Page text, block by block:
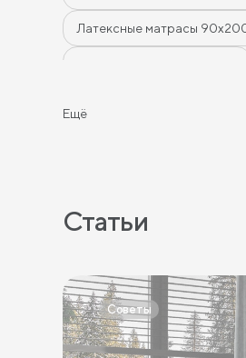
Латексные матрасы
Тонкие мягкие матрасы
Пружинные матрасы 140 см
Жесткие матрасы 140х200
Ещё
Статьи
Советы